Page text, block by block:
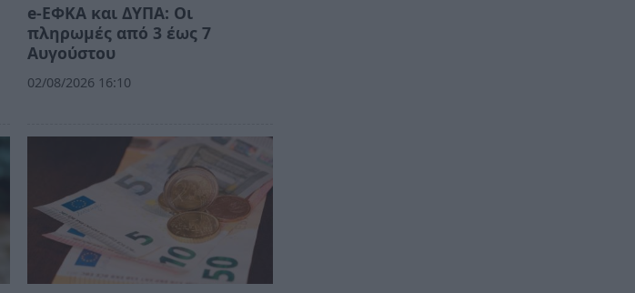
e-ΕΦΚΑ και ΔΥΠΑ: Οι
πληρωμές από 3 έως 7
Αυγούστου
02/08/2026 16:10